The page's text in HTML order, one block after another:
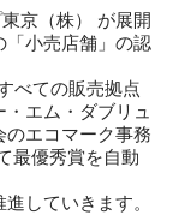
京（株） が展開
「小売店舗」の認
べての販売拠点
エム・ダブリュ
エコマーク事務
最優秀賞を自動
していきます。